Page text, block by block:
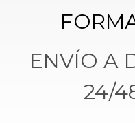
ENVÍO A
24/